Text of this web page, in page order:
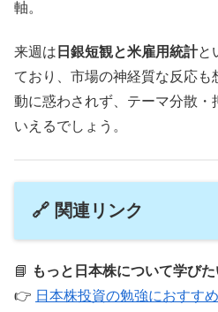
軸。
来週は 日銀短観と米雇用統計と
ており、市場の神経質な反応
動に惑わされず、テーマ分散・
いえるでしょう。
🔗 関連リンク
📘 もっと日本株について学び
👉 日本株投資の勉強におすす